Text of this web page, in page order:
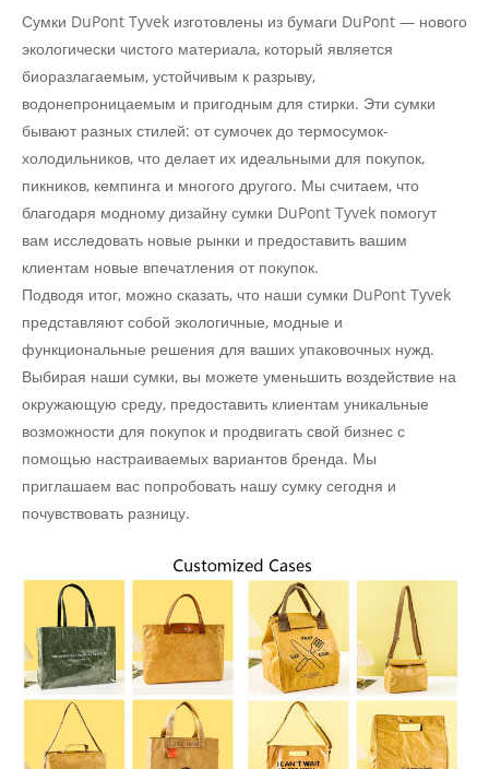
Сумки DuPont Tyvek изготовлены из бумаги DuPont — нового
экологически чистого материала, который является
биоразлагаемым, устойчивым к разрыву,
водонепроницаемым и пригодным для стирки. Эти сумки
бывают разных стилей: от сумочек до термосумок-
холодильников, что делает их идеальными для покупок,
пикников, кемпинга и многого другого. Мы считаем, что
благодаря модному дизайну сумки DuPont Tyvek помогут
вам исследовать новые рынки и предоставить вашим
клиентам новые впечатления от покупок.
Подводя итог, можно сказать, что наши сумки DuPont Tyvek
представляют собой экологичные, модные и
функциональные решения для ваших упаковочных нужд.
Выбирая наши сумки, вы можете уменьшить воздействие на
окружающую среду, предоставить клиентам уникальные
возможности для покупок и продвигать свой бизнес с
помощью настраиваемых вариантов бренда. Мы
приглашаем вас попробовать нашу сумку сегодня и
почувствовать разницу.